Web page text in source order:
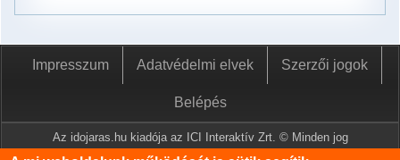
Impresszum Adatvédelmi elvek Szerzői jogok
Belépés
Az idojaras.hu kiadója az ICI Interaktív Zrt. © Minden jog
fenntartva.